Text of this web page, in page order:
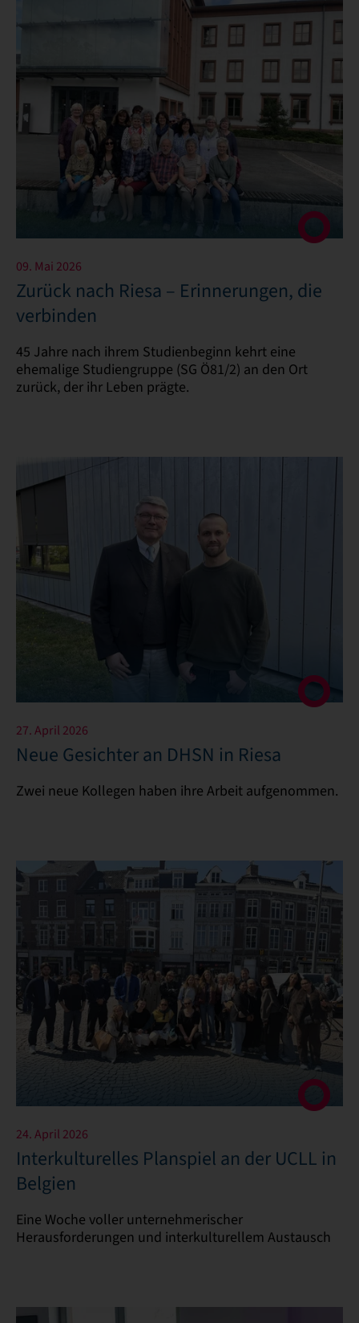
09. Mai 2026
Zurück nach Riesa – Erinnerungen, die
verbinden
45 Jahre nach ihrem Studienbeginn kehrt eine
ehemalige Studiengruppe (SG Ö81/2) an den Ort
zurück, der ihr Leben prägte.
27. April 2026
Neue Gesichter an DHSN in Riesa
Zwei neue Kollegen haben ihre Arbeit aufgenommen.
24. April 2026
Interkulturelles Planspiel an der UCLL in
Belgien
Eine Woche voller unternehmerischer
Herausforderungen und interkulturellem Austausch